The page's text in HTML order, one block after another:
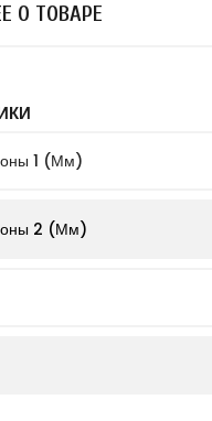
О ТОВАРЕ
1 (мм)
2 (мм)